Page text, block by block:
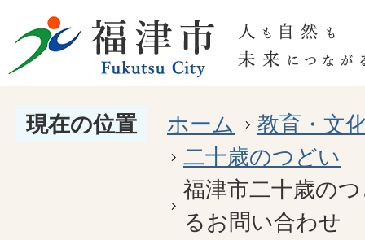
現在の位置 ホーム
教育・文
二十歳のつどい
福津市二十歳の
るお問い合わせ